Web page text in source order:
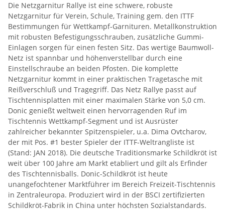
Die Netzgarnitur Rallye ist eine schwere, robuste
Netzgarnitur für Verein, Schule, Training gem. den ITTF
Bestimmungen für Wettkampf-Garnituren. Metallkonstruktion
mit robusten Befestigungsschrauben, zusätzliche Gummi-
Einlagen sorgen für einen festen Sitz. Das wertige Baumwoll-
Netz ist spannbar und höhenverstellbar durch eine
Einstellschraube an beiden Pfosten. Die komplette
Netzgarnitur kommt in einer praktischen Tragetasche mit
Reißverschluß und Tragegriff. Das Netz Rallye passt auf
Tischtennisplatten mit einer maximalen Stärke von 5,0 cm.
Donic genießt weltweit einen hervorragenden Ruf im
Tischtennis Wettkampf-Segment und ist Ausrüster
zahlreicher bekannter Spitzenspieler, u.a. Dima Ovtcharov,
der mit Pos. #1 bester Spieler der ITTF-Weltrangliste ist
(Stand: JAN 2018). Die deutsche Traditionsmarke Schildkröt ist
weit über 100 Jahre am Markt etabliert und gilt als Erfinder
des Tischtennisballs. Donic-Schildkröt ist heute
unangefochtener Marktführer im Bereich Freizeit-Tischtennis
in Zentraleuropa. Produziert wird in der BSCI zertifizierten
Schildkröt-Fabrik in China unter höchsten Sozialstandards.